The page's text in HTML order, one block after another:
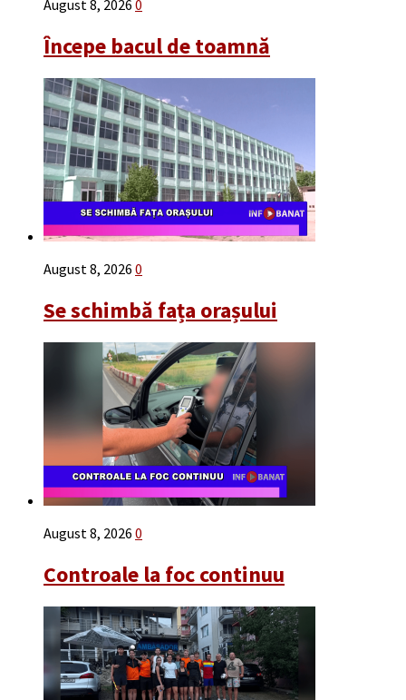
August 8, 2026 0
Începe bacul de toamnă
August 8, 2026 0
Se schimbă fața orașului
August 8, 2026 0
Controale la foc continuu